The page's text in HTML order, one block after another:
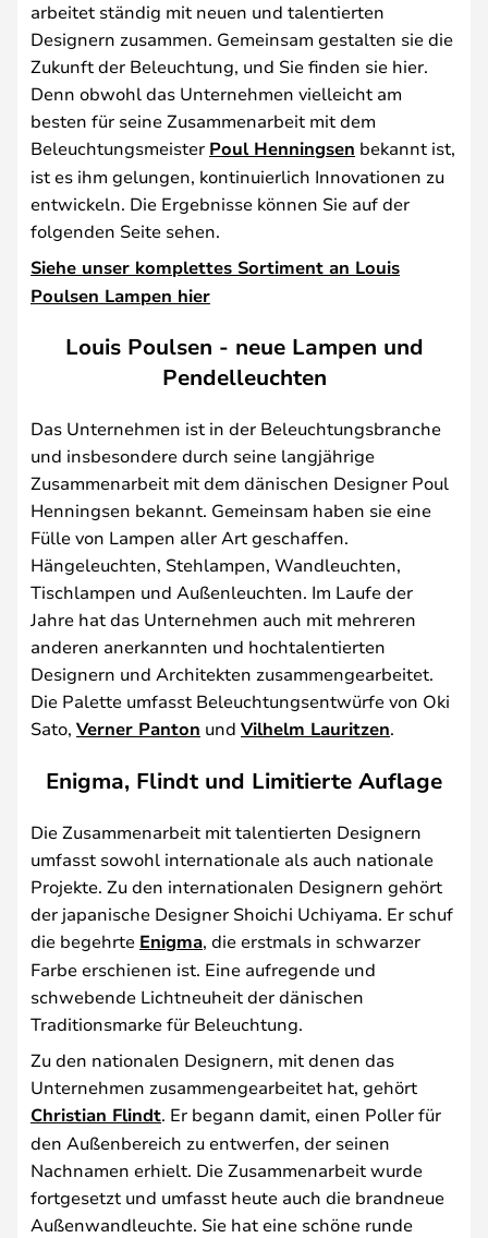
arbeitet ständig mit neuen und talentierten
Designern zusammen. Gemeinsam gestalten sie die
Zukunft der Beleuchtung, und Sie finden sie hier.
Denn obwohl das Unternehmen vielleicht am
besten für seine Zusammenarbeit mit dem
Beleuchtungsmeister Poul Henningsen bekannt ist,
ist es ihm gelungen, kontinuierlich Innovationen zu
entwickeln. Die Ergebnisse können Sie auf der
folgenden Seite sehen.
Siehe unser komplettes Sortiment an Louis
Poulsen Lampen hier
Louis Poulsen - neue Lampen und
Pendelleuchten
Das Unternehmen ist in der Beleuchtungsbranche
und insbesondere durch seine langjährige
Zusammenarbeit mit dem dänischen Designer Poul
Henningsen bekannt. Gemeinsam haben sie eine
Fülle von Lampen aller Art geschaffen.
Hängeleuchten, Stehlampen, Wandleuchten,
Tischlampen und Außenleuchten. Im Laufe der
Jahre hat das Unternehmen auch mit mehreren
anderen anerkannten und hochtalentierten
Designern und Architekten zusammengearbeitet.
Die Palette umfasst Beleuchtungsentwürfe von Oki
Sato, Verner Panton und Vilhelm Lauritzen.
Enigma, Flindt und Limitierte Auflage
Die Zusammenarbeit mit talentierten Designern
umfasst sowohl internationale als auch nationale
Projekte. Zu den internationalen Designern gehört
der japanische Designer Shoichi Uchiyama. Er schuf
die begehrte Enigma, die erstmals in schwarzer
Farbe erschienen ist. Eine aufregende und
schwebende Lichtneuheit der dänischen
Traditionsmarke für Beleuchtung.
Zu den nationalen Designern, mit denen das
Unternehmen zusammengearbeitet hat, gehört
Christian Flindt. Er begann damit, einen Poller für
den Außenbereich zu entwerfen, der seinen
Nachnamen erhielt. Die Zusammenarbeit wurde
fortgesetzt und umfasst heute auch die brandneue
Außenwandleuchte. Sie hat eine schöne runde